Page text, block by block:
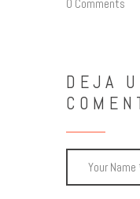
0 Comments
DEJA